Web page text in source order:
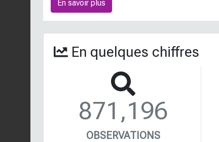
En savoir plus
En quelques chiffres
871,196
OBSERVATIONS